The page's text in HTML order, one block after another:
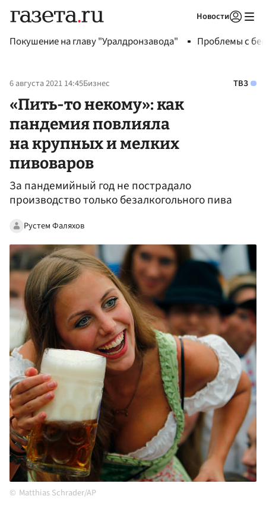
Новости
Покушение на главу "Уралдронзавода" Проблемы с
6 августа 2021 14:45Бизнес ТВЗ
«Пить-то некому»: как
пандемия повлияла
на крупных и мелких
пивоваров
За пандемийный год не пострадало
производство только безалкогольного пива
Рустем Фаляхов
Matthias Schrader/AP